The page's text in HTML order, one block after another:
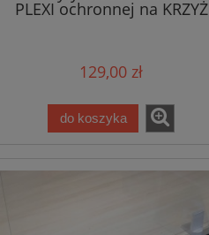
PLEXI ochronnej na KRZYŻ
129,00 zł
do koszyka